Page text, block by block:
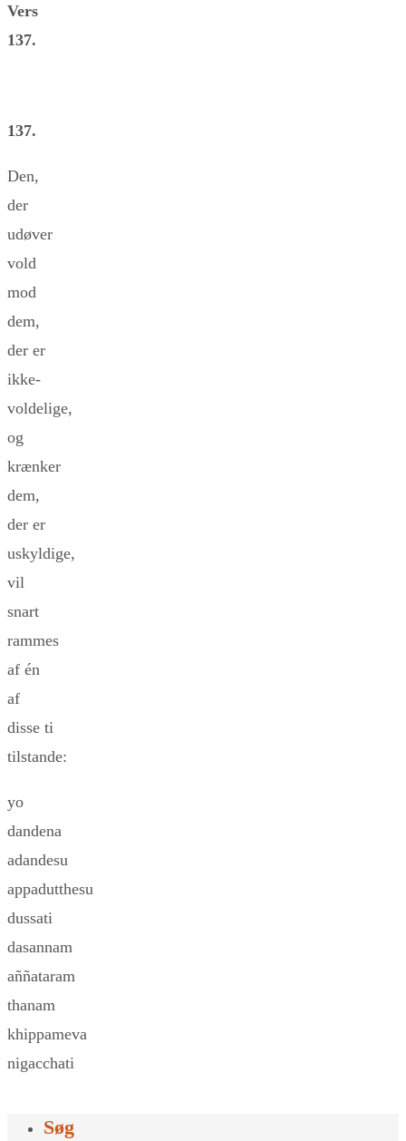
Vers
137.
137.
Den,
der
udøver
vold
mod
dem,
der er
ikke-
voldelige,
og
krænker
dem,
der er
uskyldige,
vil
snart
rammes
af én
af
disse ti
tilstande:
yo
dandena
adandesu
appadutthesu
dussati
dasannam
aññataram
thanam
khippameva
nigacchati
Søg